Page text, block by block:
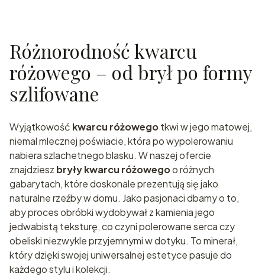
Różnorodność kwarcu
różowego – od brył po formy
szlifowane
Wyjątkowość kwarcu różowegotkwi w jego matowej,
niemal mlecznej poświacie, która po wypolerowaniu
nabiera szlachetnego blasku. W naszej ofercie
znajdziesz bryły kwarcu różowegoo różnych
gabarytach, które doskonale prezentują się jako
naturalne rzeźby w domu. Jako pasjonaci dbamy o to,
aby proces obróbki wydobywał z kamienia jego
jedwabistą teksturę, co czyni polerowane serca czy
obeliski niezwykle przyjemnymi w dotyku. To minerał,
który dzięki swojej uniwersalnej estetyce pasuje do
każdego stylu i kolekcji.